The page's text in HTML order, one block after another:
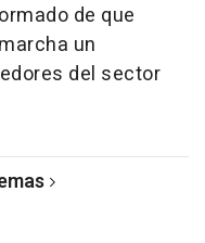
de que
un
del sector